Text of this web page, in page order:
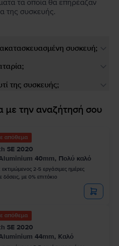
τα οποία θα επηρέαζαν
της συσκευής.
συσκευή;
της συσκευής;
με την αναζήτησή σου
απόθεμα
SE 2020
40mm, Πολύ καλό
εκτιμώμενος 2-5 εργάσιμες ημέρες
με 0% επιτόκιο
απόθεμα
SE 2020
44mm, Καλό